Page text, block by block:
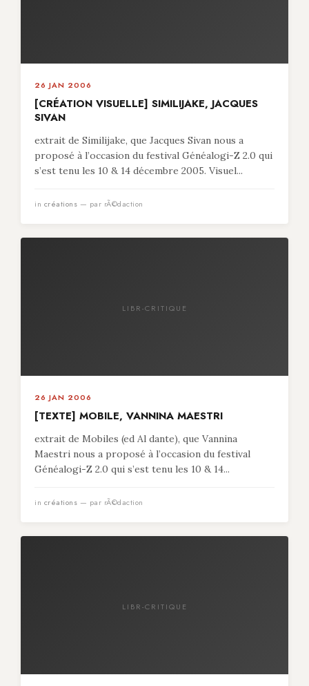
26 JAN 2006
[CRÉATION VISUELLE] SIMILIJAKE, JACQUES
SIVAN
extrait de Similijake, que Jacques Sivan nous a
proposé à l’occasion du festival Généalogi-Z 2.0 qui
s’est tenu les 10 & 14 décembre 2005. Visuel...
in créations — par rÃ©daction
LIBR-CRITIQUE
26 JAN 2006
[TEXTE] MOBILE, VANNINA MAESTRI
extrait de Mobiles (ed Al dante), que Vannina
Maestri nous a proposé à l’occasion du festival
Généalogi-Z 2.0 qui s’est tenu les 10 & 14...
in créations — par rÃ©daction
LIBR-CRITIQUE